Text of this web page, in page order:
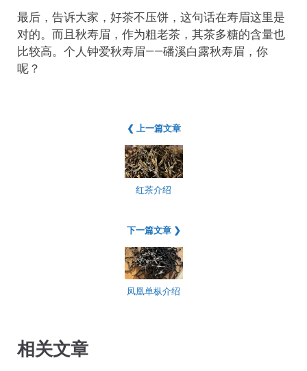
最后，告诉大家，好茶不压饼，这句话在寿眉这里是
对的。而且秋寿眉，作为粗老茶，其茶多糖的含量也
比较高。个人钟爱秋寿眉——磻溪白露秋寿眉，你
呢？
❮ 上一篇文章
红茶介绍
下一篇文章 ❯
凤凰单枞介绍
相关文章